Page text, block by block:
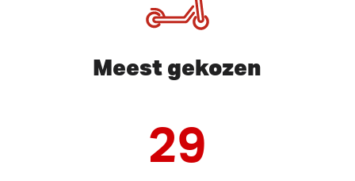
Meest gekozen
29